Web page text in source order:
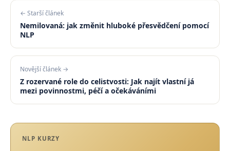
← Starší článek
Nemilovaná: jak změnit hluboké přesvědčení pomocí
NLP
Novější článek →
Z rozervané role do celistvosti: Jak najít vlastní já
mezi povinnostmi, péčí a očekáváními
NLP KURZY